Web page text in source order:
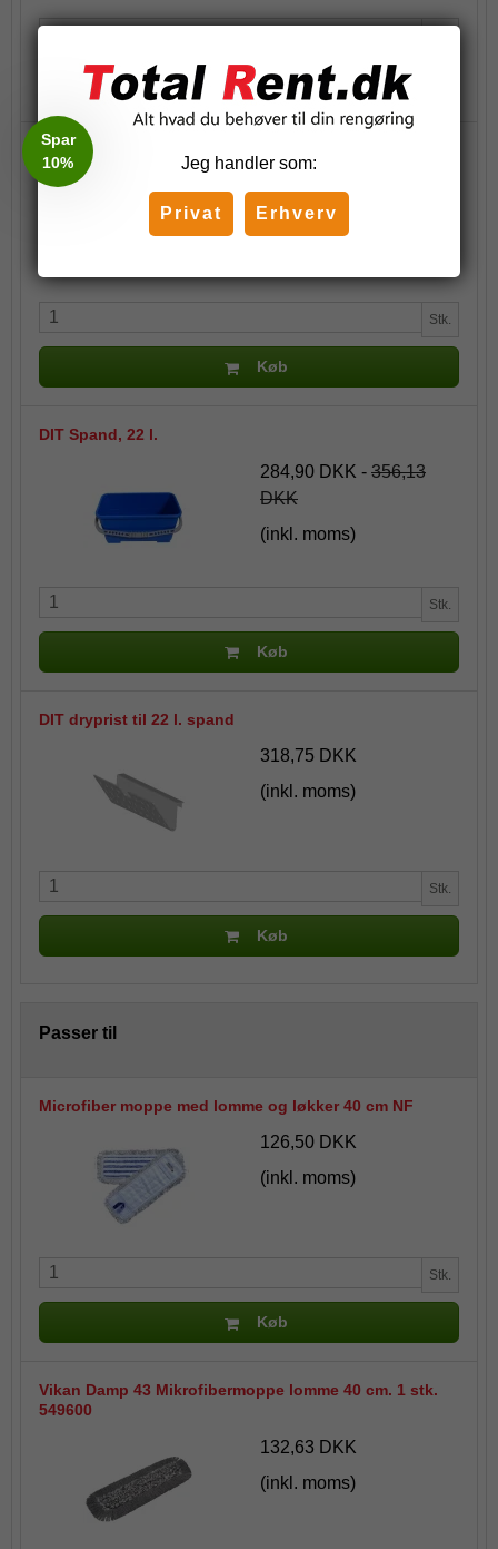
Køb
AQA teleskopskaft Soft Grib
(inkl. moms)
Stk.
Køb
DIT Spand, 22 l.
284,90 DKK - 356,13
DKK
(inkl. moms)
Stk.
Køb
DIT dryprist til 22 l. spand
318,75 DKK
(inkl. moms)
Stk.
Køb
Passer til
Microfiber moppe med lomme og løkker 40 cm NF
126,50 DKK
(inkl. moms)
Stk.
Køb
Vikan Damp 43 Mikrofibermoppe lomme 40 cm. 1 stk.
549600
132,63 DKK
(inkl. moms)
Jeg handler som:
Privat Erhverv
Spar
10%